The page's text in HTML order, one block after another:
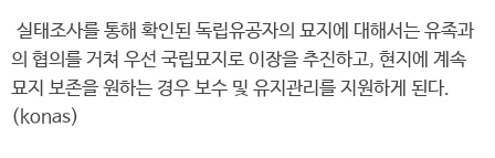
실태조사를 통해 확인된 독립유공자의 묘지에 대해서는 유족과
의 협의를 거쳐 우선 국립묘지로 이장을 추진하고, 현지에 계속
묘지 보존을 원하는 경우 보수 및 유지관리를 지원하게 된다.
(konas)